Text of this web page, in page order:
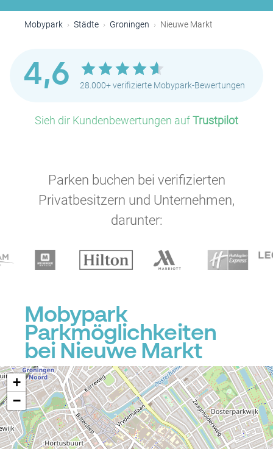
Mobypark Städte Groningen Nieuwe Markt
4,6 28.000+ verifizierte Mobypark-Bewertungen
Sieh dir Kundenbewertungen aufTrustpilot
Parken buchen bei verifizierten
Privatbesitzern und Unternehmen,
darunter:
Mobypark
Parkmöglichkeiten
bei Nieuwe Markt
P
+
−